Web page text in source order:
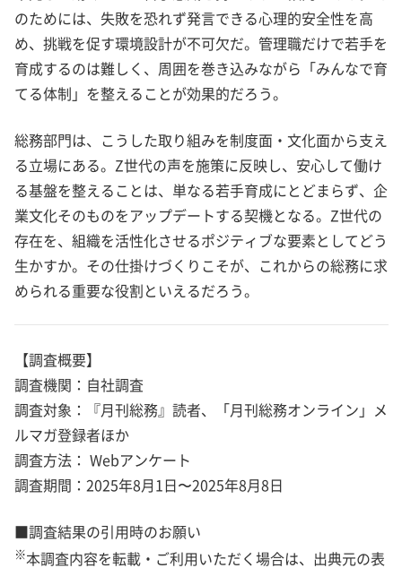
のためには、失敗を恐れず発言できる心理的安全性を高
め、挑戦を促す環境設計が不可欠だ。管理職だけで若手を
育成するのは難しく、周囲を巻き込みながら「みんなで育
てる体制」を整えることが効果的だろう。
総務部門は、こうした取り組みを制度面・文化面から支え
る立場にある。Z世代の声を施策に反映し、安心して働け
る基盤を整えることは、単なる若手育成にとどまらず、企
業文化そのものをアップデートする契機となる。Z世代の
存在を、組織を活性化させるポジティブな要素としてどう
生かすか。その仕掛けづくりこそが、これからの総務に求
められる重要な役割といえるだろう。
【調査概要】
調査機関：自社調査
調査対象：『月刊総務』読者、「月刊総務オンライン」メ
ルマガ登録者ほか
調査方法： Webアンケート
調査期間：2025年8月1日〜2025年8月8日
■調査結果の引用時のお願い
※本調査内容を転載・ご利用いただく場合は、出典元の表